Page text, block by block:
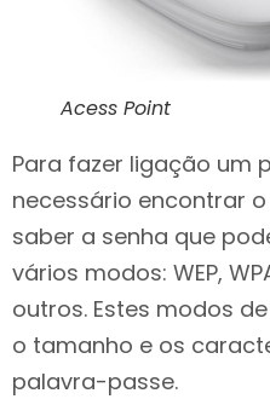
Acess Point
Para fazer ligação um
necessário encontrar
saber a senha que
vários modos: WEP,
outros. Estes modos
o tamanho e os
palavra-passe.